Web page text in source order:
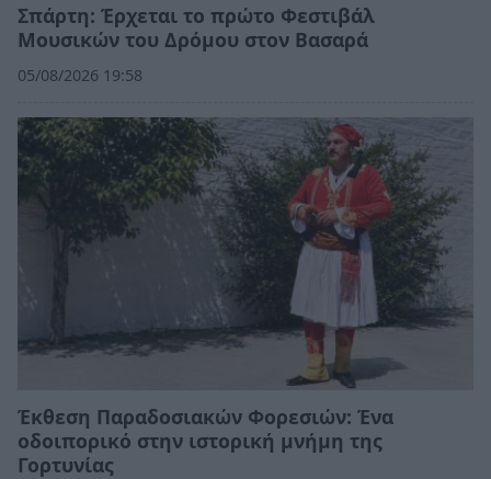
Σπάρτη: Έρχεται το πρώτο Φεστιβάλ
Μουσικών του Δρόμου στον Βασαρά
05/08/2026 19:58
Έκθεση Παραδοσιακών Φορεσιών: Ένα
οδοιπορικό στην ιστορική μνήμη της
Γορτυνίας